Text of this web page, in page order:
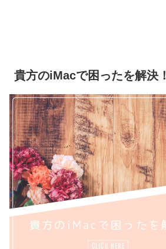
貴方のiMacで困ったを解決！